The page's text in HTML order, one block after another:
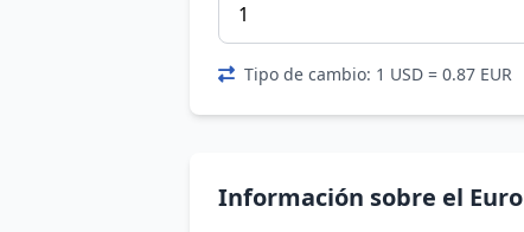
Tipo de cambio: 1 USD = 0.87 EUR
Información sobre el Euro